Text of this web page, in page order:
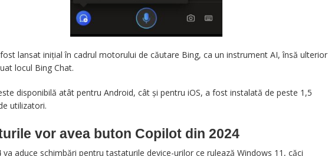
lansat inițial în cadrul motorului de căutare Bing, ca un instrument AI, însă ulterior
locul Bing Chat.
disponibilă atât pentru Android, cât și pentru iOS, a fost instalată de peste 1,5
utilizatori.
vor avea buton Copilot din 2024
va aduce schimbări pentru tastaturile device-urilor ce rulează Windows 11, căci